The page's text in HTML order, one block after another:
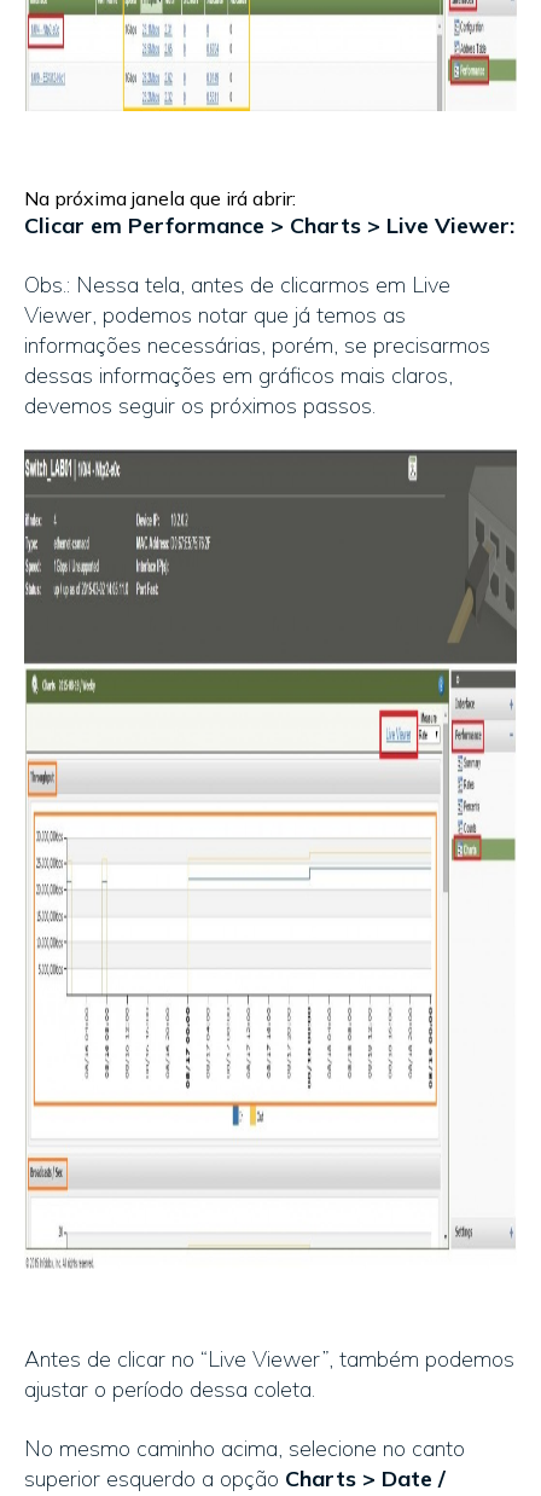
Na próxima janela que irá abrir:
Clicar em Performance > Charts > Live Viewer:
Obs.: Nessa tela, antes de clicarmos em Live
Viewer, podemos notar que já temos as
informações necessárias, porém, se precisarmos
dessas informações em gráficos mais claros,
devemos seguir os próximos passos.
Antes de clicar no “Live Viewer”, também podemos
ajustar o período dessa coleta.
No mesmo caminho acima, selecione no canto
superior esquerdo a opção Charts > Date /